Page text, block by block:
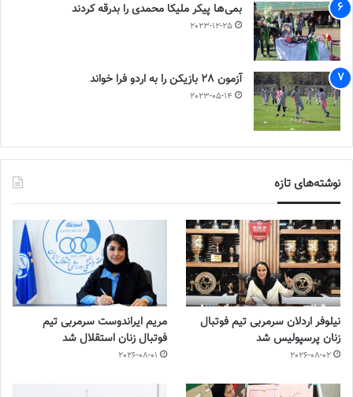
بمی‌ها پیکر ملیکا محمدی را بدرقه کردند
2023-12-25
آزمون 28 بازیکن را به اردو فرا خواند
2023-05-14
نوشته‌های تازه
نیلوفر اردلان سرمربی تیم فوتبال
زنان پرسپولیس شد
2026-08-02
مریم ایراندوست سرمربی تیم
فوتبال زنان استقلال شد
2026-08-01